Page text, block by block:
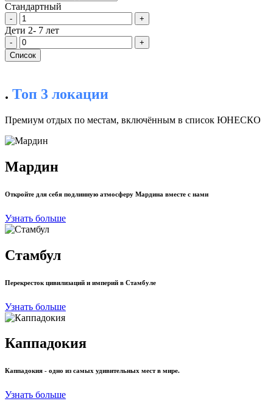
Стандартный
- +
Дети 2- 7 лет
-
+
Cписок
. Топ 3 локации
Премиум отдых по местам, включённым в список ЮНЕСКО
Мардин
Откройте для себя подлинную атмосферу Мардина вместе с нами
Узнать больше
Стамбул
Перекресток цивилизаций и империй в Стамбуле
Узнать больше
Каппадокия
Каппадокия - одно из самых удивительных мест в мире.
Узнать больше